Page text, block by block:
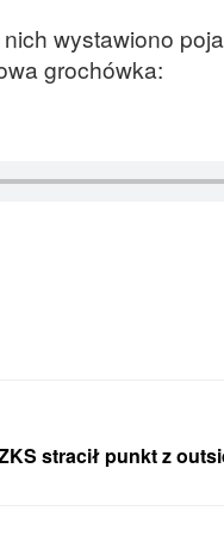
wystawiono
grochówka:
stracił punkt z